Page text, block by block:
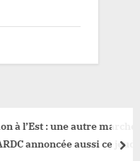
à l’Est : une autre marche
aussi ce jeudi